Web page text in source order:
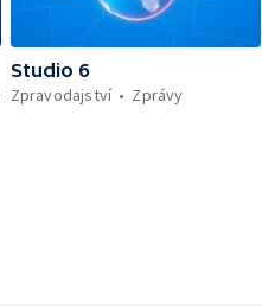
Studio 6
Zpravodajství
Zprávy